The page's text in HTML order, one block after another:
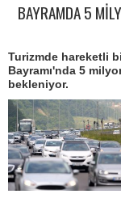
BAYRAMDA 5
Turizmde hareketli
Bayramı'nda 5
bekleniyor.